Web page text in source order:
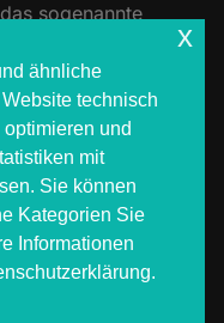
sogenannte
hat dabei
in Bezug auf
werden
diskutiert. Als
ähnliche
technisch
und
mit
Sie können
Kategorien Sie
Informationen
x